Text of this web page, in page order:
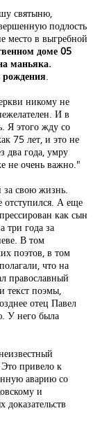
святыню,
подлость
место в выгребной
доме 05
маньяка.
рождения.
никому не
И в
Я этого жду со
75 лет, и это не
два года, умру
не очень важно."
за свою жизнь.
отступился. А еще
как сын
три года за
В том
поэтов, в том
что на
православный
текст поэмы,
отец Павел
У него была
привело к
аварию со
и